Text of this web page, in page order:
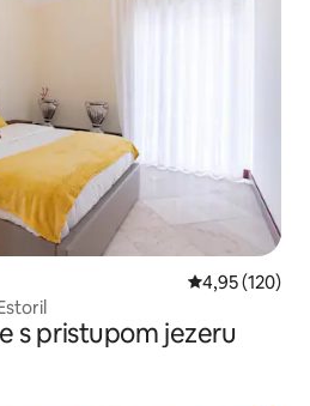
Prosječna
4,95 (120)
s pristupom jezeru